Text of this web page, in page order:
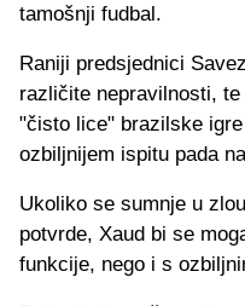
tamošnji fudbal.
Raniji predsjednici
različite nepravilnosti,
"čisto lice" brazilske
ozbiljnijem ispitu pada
Ukoliko se sumnje u
potvrde, Xaud bi se
funkcije, nego i s